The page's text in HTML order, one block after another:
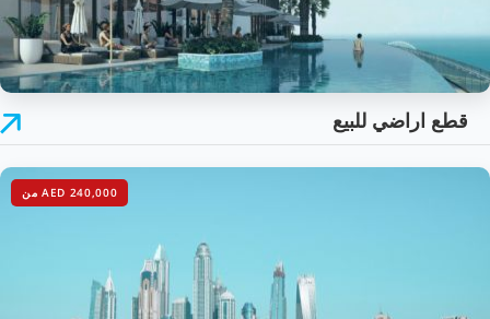
قطع اراضي للبيع
AED 240,000 من